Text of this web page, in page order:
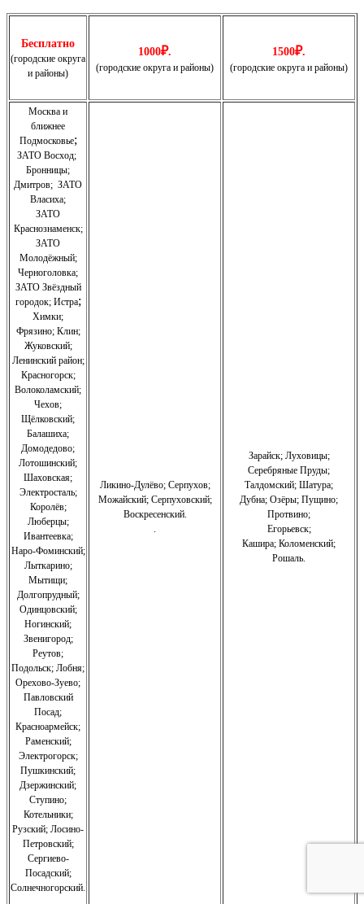
Бесплатно
(городские округа
и районы)
1000₽.
(городские округа и районы)
1500₽.
(городские округа и районы)
Москва и
ближнее
Подмосковье;
ЗАТО Восход;
Бронницы;
Дмитров; ЗАТО
Власиха;
ЗАТО
Краснознаменск;
ЗАТО
Молодёжный;
Черноголовка;
ЗАТО Звёздный
городок; Истра;
Химки;
Фрязино;Клин;
Жуковский;
Ленинский район;
Красногорск;
Волоколамский;
Чехов;
Щёлковский;
Балашиха;
Домодедово;
Лотошинский;
Шаховская;
Электросталь;
Королёв;
Люберцы;
Ивантеевка;
Наро-Фоминский;
Лыткарино;
Мытищи;
Долгопрудный;
Одинцовский;
Ногинский;
Звенигород;
Реутов;
Подольск; Лобня;
Орехово-Зуево;
Павловский
Посад;
Красноармейск;
Раменский;
Электрогорск;
Пушкинский;
Дзержинский;
Ступино;
Котельники;
Рузский; Лосино-
Петровский;
Сергиево-
Посадский;
Солнечногорский.
Ликино-Дулёво;Серпухов;
Можайский;Серпуховский;
Воскресенский.
Зарайск; Луховицы;
Серебряные Пруды;
Талдомский; Шатура;
Дубна; Озёры; Пущино;
Протвино;
Егорьевск;
Кашира; Коломенский;
Рошаль.